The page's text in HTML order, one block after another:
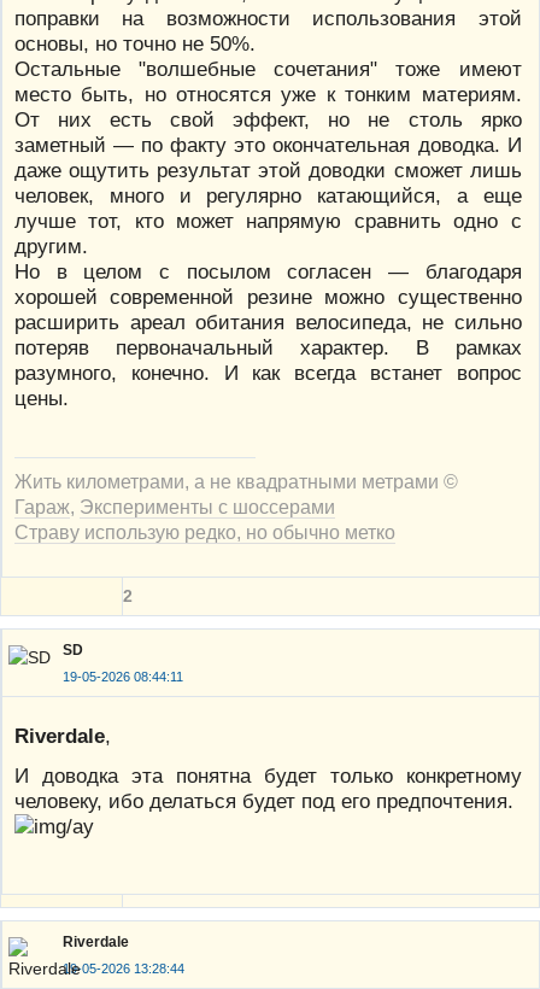
поправки на возможности использования этой
основы, но точно не 50%.
Остальные "волшебные сочетания" тоже имеют
место быть, но относятся уже к тонким материям.
От них есть свой эффект, но не столь ярко
заметный — по факту это окончательная доводка. И
даже ощутить результат этой доводки сможет лишь
человек, много и регулярно катающийся, а еще
лучше тот, кто может напрямую сравнить одно с
другим.
Но в целом с посылом согласен — благодаря
хорошей современной резине можно существенно
расширить ареал обитания велосипеда, не сильно
потеряв первоначальный характер. В рамках
разумного, конечно. И как всегда встанет вопрос
цены.
Жить километрами, а не квадратными метрами ©
Гараж, Эксперименты с шоссерами
Страву использую редко, но обычно метко
2
SD
19-05-2026 08:44:11
Riverdale,
И доводка эта понятна будет только конкретному
человеку, ибо делаться будет под его предпочтения.
Riverdale
19-05-2026 13:28:44